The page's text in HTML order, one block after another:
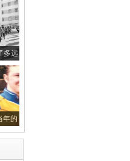
多远
年的